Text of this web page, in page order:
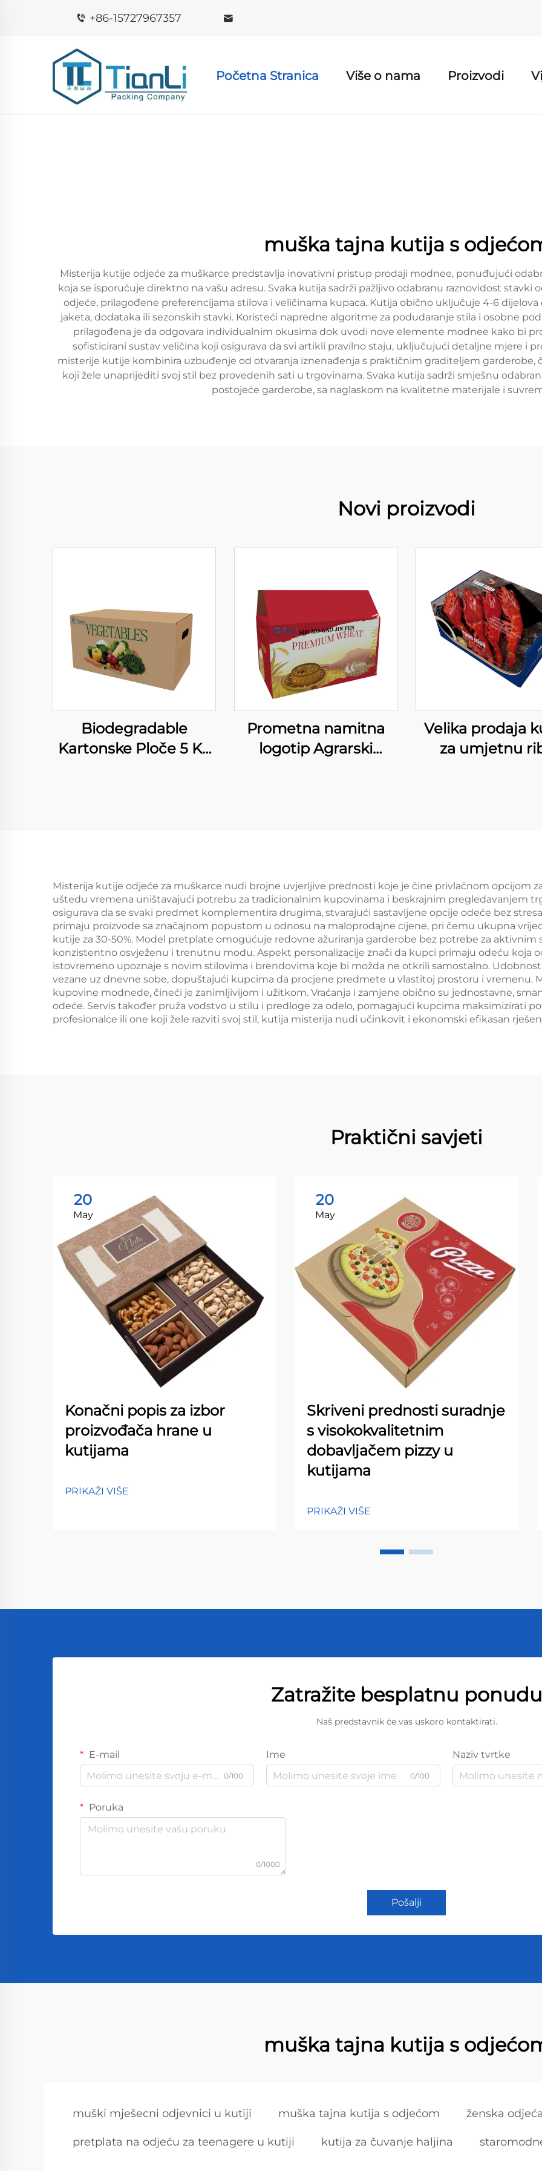
+86-15727967357
Početna Stranica Više o nama Proizvodi
muška tajna kutija s
Misterija kutije odjeće za muškarce predstavlja inovativni pristup prodaji modnee, ponuđujući
koja se isporučuje direktno na vašu adresu. Svaka kutija sadrži pažljivo odabranu raznovidost stavki
odjeće, prilagođene preferencijama stilova i veličinama kupaca. Kutija obično uključuje 4-6
jaketa, dodataka ili sezonskih stavki. Koristeći napredne algoritme za podudaranje stila i osobne
prilagođena je da odgovara individualnim okusima dok uvodi nove elemente modnee kako bi
sofisticirani sustav veličina koji osigurava da svi artikli pravilno staju, uključujući detaljne mjere i
misterije kutije kombinira uzbuđenje od otvaranja iznenađenja s praktičnim graditeljem garderobe,
koji žele unaprijediti svoj stil bez provedenih sati u trgovinama. Svaka kutija sadrži smješnu
postojeće garderobe, sa naglaskom na kvalitetne materijale i
Novi proizvodi
Biodegradable
Kartonske Ploče 5 Kg
Prometna namitna
logotip Agrarski
Velika prodaja
za umjetnu
Misterija kutije odjeće za muškarce nudi brojne uvjerljive prednosti koje je čine privlačnom opcijom
uštedu vremena uništavajući potrebu za tradicionalnim kupovinama i beskrajnim pregledavanjem
osigurava da se svaki predmet komplementira drugima, stvarajući sastavljene opcije odeće bez
primaju proizvode sa značajnom popustom u odnosu na maloprodajne cijene, pri čemu ukupna
kutije za 30-50%. Model pretplate omogućuje redovne ažuriranja garderobe bez potrebe za
konzistentno osvježenu i trenutnu modu. Aspekt personalizacije znači da kupci primaju odeću koja
istovremeno upoznaje s novim stilovima i brendovima koje bi možda ne otkrili samostalno.
vezane uz dnevne sobe, dopuštajući kupcima da procjene predmete u vlastitoj prostoru i vremenu.
kupovine modnede, čineći je zanimljivijom i užitkom. Vraćanja i zamjene obično su jednostavne,
odeće. Servis također pruža vodstvo u stilu i predloge za odelo, pomagajući kupcima maksimizirati
profesionalce ili one koji žele razviti svoj stil, kutija misterija nudi učinkovit i ekonomski efikasan
Praktični savjeti
20
May
Konačni popis za izbor
proizvođača hrane u
kutijama
PRIKAŽI VIŠE
20
May
Skriveni prednosti suradnje
s visokokvalitetnim
dobavljačem pizzy u
kutijama
PRIKAŽI VIŠE
Zatražite besplatnu ponudu
Naš predstavnik će vas uskoro kontaktirati.
E-mail
0/100
Ime
0/100
Naziv tvrtke
Poruka
0/1000
Pošalji
muška tajna kutija s
muški mješecni odjevnici u kutiji muška tajna kutija s odjećom ženska
pretplata na odjeću za teenagere u kutiji kutija za čuvanje haljina